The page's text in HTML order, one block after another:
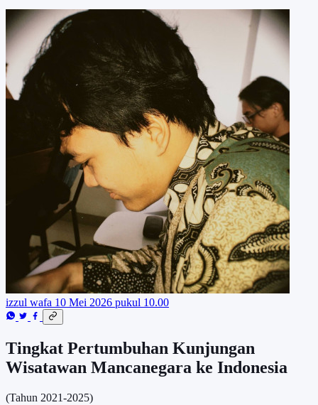
izzul wafa 10 Mei 2026 pukul 10.00
Tingkat Pertumbuhan Kunjungan
Wisatawan Mancanegara ke Indonesia
(Tahun 2021-2025)